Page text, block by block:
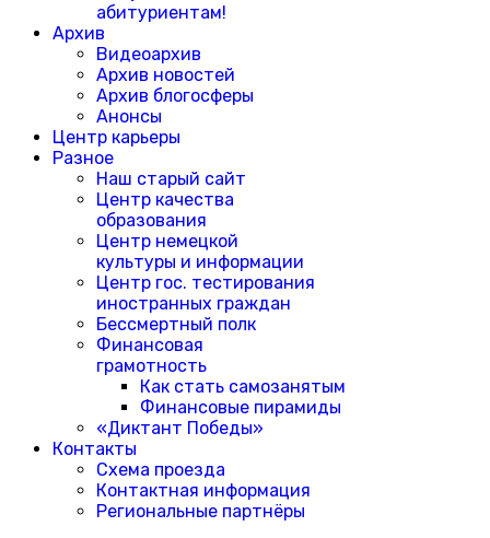
абитуриентам!
Архив
Видеоархив
Архив новостей
Архив блогосферы
Анонсы
Центр карьеры
Разное
Наш старый сайт
Центр качества
образования
Центр немецкой
культуры и информации
Центр гос. тестирования
иностранных граждан
Бессмертный полк
Финансовая
грамотность
Как стать самозанятым
Финансовые пирамиды
«Диктант Победы»
Контакты
Схема проезда
Контактная информация
Региональные партнёры